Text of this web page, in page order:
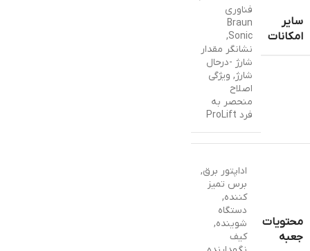
سایر
امکانات
فناوری
Braun
Sonic
,
نشانگر مقدار
شارژ -درحال
شارژ, ویژگی
اصلاح
منحصر به
فرد ProLift
محتویات
جعبه
اداپتور برق,
برس تمیز
کننده,
دستگاه
شوینده,
کیف